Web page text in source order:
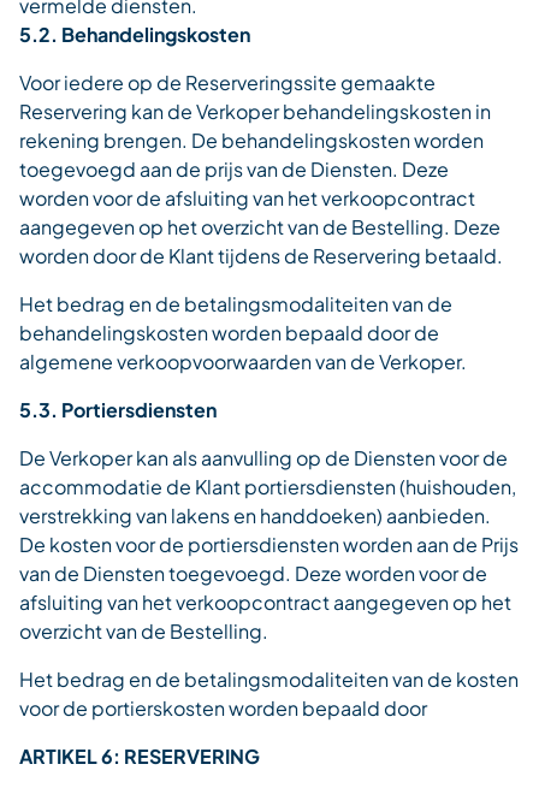
vermelde diensten.
5.2. Behandelingskosten
Voor iedere op de Reserveringssite gemaakte
Reservering kan de Verkoper behandelingskosten in
rekening brengen. De behandelingskosten worden
toegevoegd aan de prijs van de Diensten. Deze
worden voor de afsluiting van het verkoopcontract
aangegeven op het overzicht van de Bestelling. Deze
worden door de Klant tijdens de Reservering betaald.
Het bedrag en de betalingsmodaliteiten van de
behandelingskosten worden bepaald door de
algemene verkoopvoorwaarden van de Verkoper.
5.3. Portiersdiensten
De Verkoper kan als aanvulling op de Diensten voor de
accommodatie de Klant portiersdiensten (huishouden,
verstrekking van lakens en handdoeken) aanbieden.
De kosten voor de portiersdiensten worden aan de Prijs
van de Diensten toegevoegd. Deze worden voor de
afsluiting van het verkoopcontract aangegeven op het
overzicht van de Bestelling.
Het bedrag en de betalingsmodaliteiten van de kosten
voor de portierskosten worden bepaald door
ARTIKEL 6: RESERVERING